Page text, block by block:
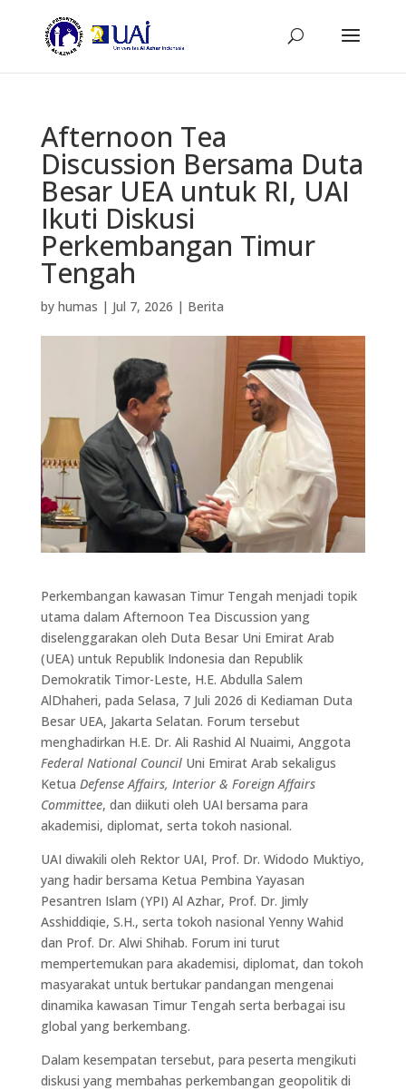
Afternoon Tea
Discussion Bersama Duta
Besar UEA untuk RI, UAI
Ikuti Diskusi
Perkembangan Timur
Tengah
by humas | Jul 7, 2026 | Berita
Perkembangan kawasan Timur Tengah menjadi topik
utama dalam Afternoon Tea Discussion yang
diselenggarakan oleh Duta Besar Uni Emirat Arab
(UEA) untuk Republik Indonesia dan Republik
Demokratik Timor-Leste, H.E. Abdulla Salem
AlDhaheri, pada Selasa, 7 Juli 2026 di Kediaman Duta
Besar UEA, Jakarta Selatan. Forum tersebut
menghadirkan H.E. Dr. Ali Rashid Al Nuaimi, Anggota
Federal National CouncilUni Emirat Arab sekaligus
Ketua Defense Affairs, Interior & Foreign Affairs
Committee, dan diikuti oleh UAI bersama para
akademisi, diplomat, serta tokoh nasional.
UAI diwakili oleh Rektor UAI, Prof. Dr. Widodo Muktiyo,
yang hadir bersama Ketua Pembina Yayasan
Pesantren Islam (YPI) Al Azhar, Prof. Dr. Jimly
Asshiddiqie, S.H., serta tokoh nasional Yenny Wahid
dan Prof. Dr. Alwi Shihab. Forum ini turut
mempertemukan para akademisi, diplomat, dan tokoh
masyarakat untuk bertukar pandangan mengenai
dinamika kawasan Timur Tengah serta berbagai isu
global yang berkembang.
Dalam kesempatan tersebut, para peserta mengikuti
diskusi yang membahas perkembangan geopolitik di